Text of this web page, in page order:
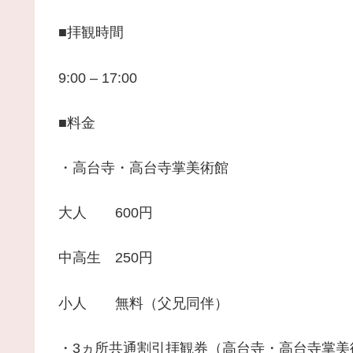
■拝観時間
9:00 – 17:00
■料金
・高台寺・高台寺掌美術館
大人 600円
中高生 250円
小人 無料（父兄同伴）
・3ヵ所共通割引拝観券（高台寺・高台寺掌